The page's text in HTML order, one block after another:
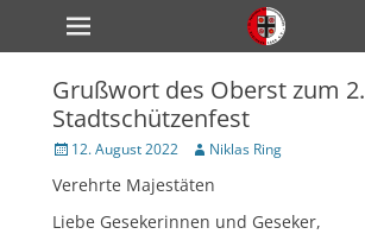
zum
Inhalt
Primärmenü
Grußwort des Oberst zum 2.
Stadtschützenfest
Veröffentlicht
12. August 2022 Author
Niklas Ring
Verehrte Majestäten
Liebe Gesekerinnen und Geseker,